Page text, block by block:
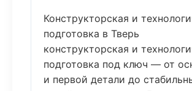
Конструкторская и
подготовка в Тверь
конструкторская и
подготовка под ключ — от
и первой детали до